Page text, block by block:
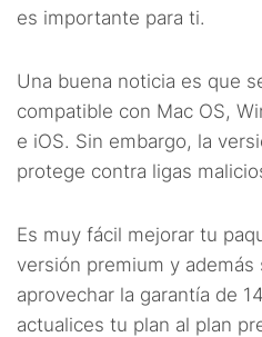
es importante para ti.
Una buena noticia es que
compatible con Mac OS,
e iOS. Sin embargo, la
protege contra ligas
Es muy fácil mejorar tu
versión premium y además
aprovechar la garantía de
actualices tu plan al plan